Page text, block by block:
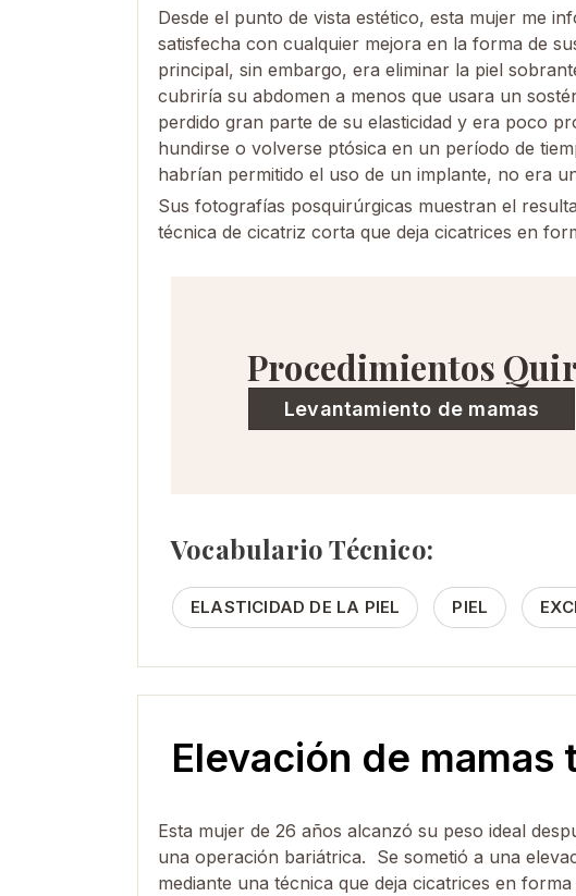
Desde el punto de vista estético, esta mujer me
satisfecha con cualquier mejora en la forma de
principal, sin embargo, era eliminar la piel
cubriría su abdomen a menos que usara un
perdido gran parte de su elasticidad y era poco
hundirse o volverse ptósica en un período de
habrían permitido el uso de un implante, no era
Sus fotografías posquirúrgicas muestran el
técnica de cicatriz corta que deja cicatrices en
Procedimientos
Levantamiento de mamas
Vocabulario Técnico:
ELASTICIDAD DE LA PIEL PIEL
Elevación de
Esta mujer de 26 años alcanzó su peso ideal
una operación bariátrica. Se sometió a una
mediante una técnica que deja cicatrices en